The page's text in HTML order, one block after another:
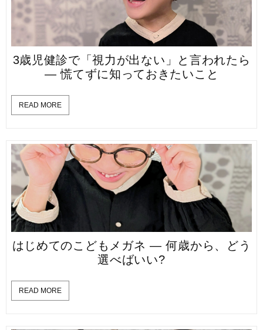
3歳児健診で「視力が出ない」と言われたら
— 慌てずに知っておきたいこと
READ MORE
はじめてのこどもメガネ — 何歳から、どう
選べばいい?
READ MORE